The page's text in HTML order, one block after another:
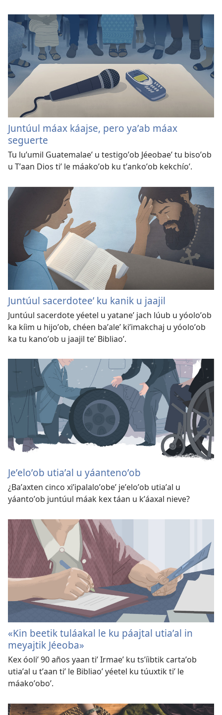
Juntúul máax káajse, pero yaʼab máax
seguerte
Tu luʼumil Guatemalaeʼ u testigoʼob Jéeobaeʼ tu bisoʼob
u Tʼaan Dios tiʼ le máakoʼob ku tʼankoʼob kekchíoʼ.
Juntúul sacerdoteeʼ ku kanik u jaajil
Juntúul sacerdote yéetel u yataneʼ jach lúub u yóoloʼob
ka kíim u hijoʼob, chéen baʼaleʼ kiʼimakchaj u yóoloʼob
ka tu kanoʼob u jaajil teʼ Bibliaoʼ.
Jeʼeloʼob utiaʼal u yáantenoʼob
¿Baʼaxten cinco xiʼipalaloʼobeʼ jeʼeloʼob utiaʼal u
yáantoʼob juntúul máak kex táan u kʼáaxal nieve?
«Kin beetik tuláakal le ku páajtal utiaʼal in
meyajtik Jéeoba»
Kex óoliʼ 90 años yaan tiʼ Irmaeʼ ku tsʼíibtik cartaʼob
utiaʼal u tʼaan tiʼ le Bibliaoʼ yéetel ku túuxtik tiʼ le
máakoʼoboʼ.